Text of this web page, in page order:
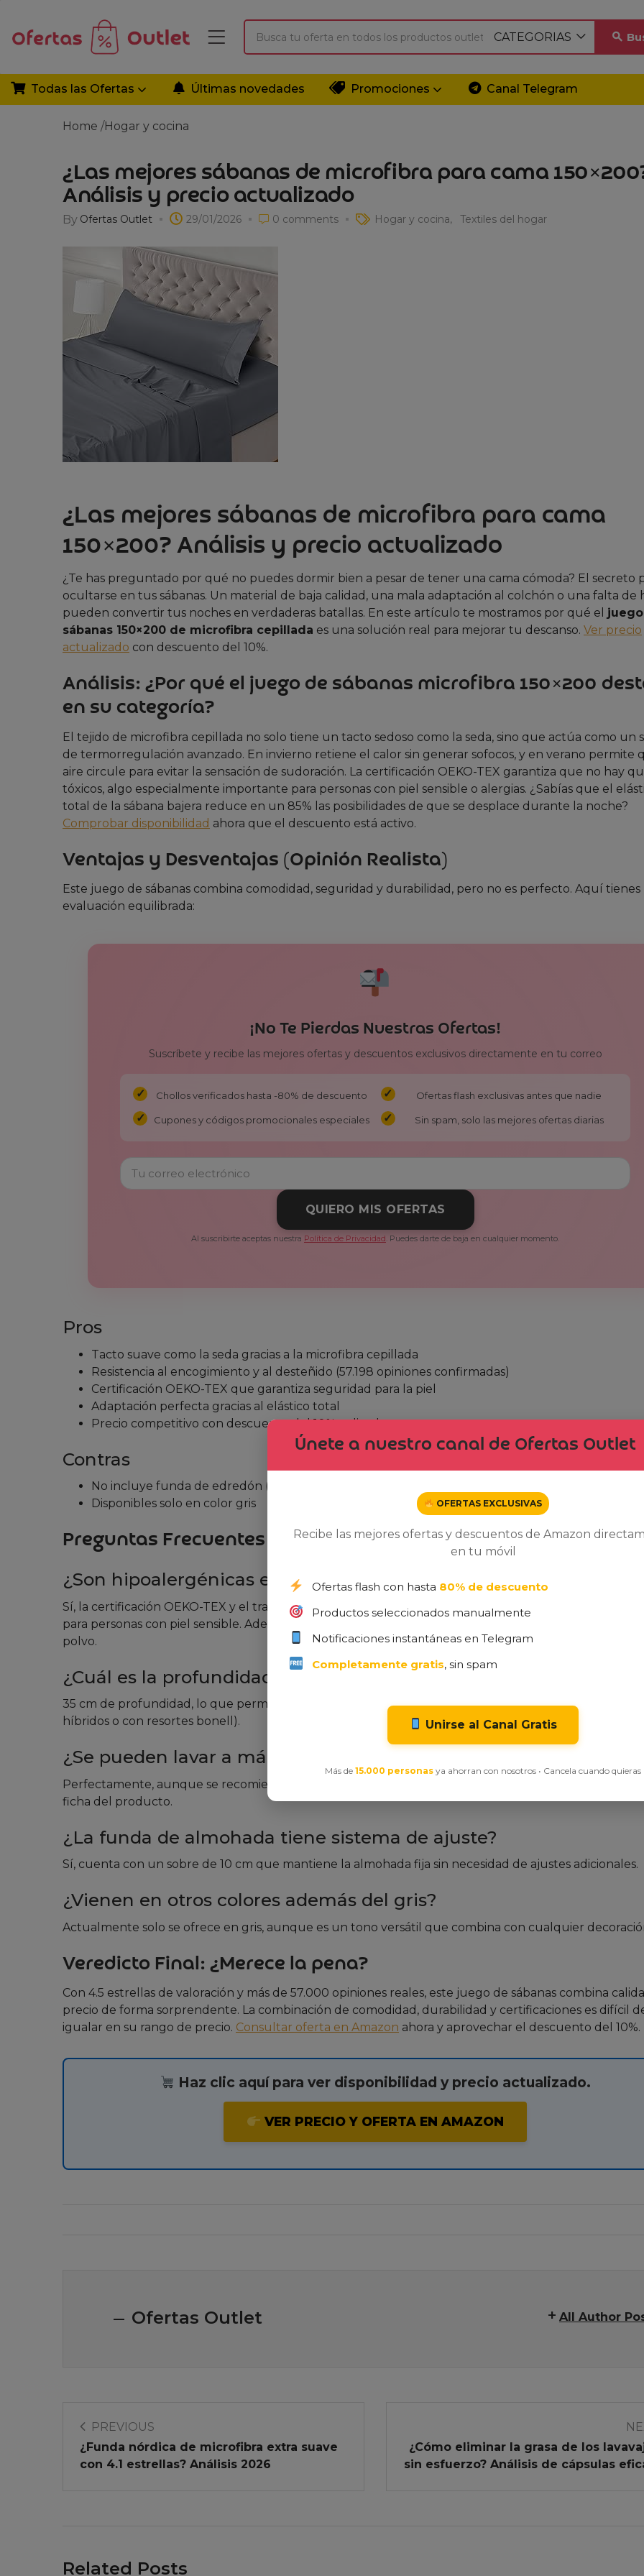
CATEGORIAS
Todas las Ofertas Últimas novedades Promociones Canal Telegram
Home /Hogar y cocina
¿Las mejores sábanas de microfibra para cama
Análisis y precio actualizado
By Ofertas Outlet 29/01/2026 0 comments Hogar y cocina Textiles del hogar
¿Las mejores sábanas de microfibra para cama
150×200? Análisis y precio actualizado
¿Te has preguntado por qué no puedes dormir bien a pesar de tener una cama cómoda? El secreto
ocultarse en tus sábanas. Un material de baja calidad, una mala adaptación al colchón o una falta de
pueden convertir tus noches en verdaderas batallas. En este artículo te mostramos por qué el
sábanas 150×200 de microfibra cepillada es una solución real para mejorar tu descanso. Ver precio
actualizado con descuento del 10%.
Análisis: ¿Por qué el juego de sábanas microfibra 150×200
en su categoría?
El tejido de microfibra cepillada no solo tiene un tacto sedoso como la seda, sino que actúa como un
de termorregulación avanzado. En invierno retiene el calor sin generar sofocos, y en verano permite
aire circule para evitar la sensación de sudoración. La certificación OEKO-TEX garantiza que no hay
tóxicos, algo especialmente importante para personas con piel sensible o alergias. ¿Sabías que el
total de la sábana bajera reduce en un 85% las posibilidades de que se desplace durante la noche?
Comprobar disponibilidad ahora que el descuento está activo.
Ventajas y Desventajas (Opinión Realista)
Este juego de sábanas combina comodidad, seguridad y durabilidad, pero no es perfecto. Aquí tienes
evaluación equilibrada:
¡No Te Pierdas Nuestras Ofertas!
Suscríbete y recibe las mejores ofertas y descuentos exclusivos directamente en tu correo
Chollos verificados hasta -80% de descuento Ofertas flash exclusivas antes que nadie
Cupones y códigos promocionales especiales Sin spam, solo las mejores ofertas diarias
QUIERO MIS OFERTAS
Al suscribirte aceptas nuestra Política de Privacidad. Puedes darte de baja en cualquier momento.
Pros
Tacto suave como la seda gracias a la microfibra cepillada
Resistencia al encogimiento y al desteñido (57.198 opiniones confirmadas)
Certificación OEKO-TEX que garantiza seguridad para la piel
Adaptación perfecta gracias al elástico total
Precio competitivo con descuento del 10% aplicado
Contras
No incluye funda de edredón (opción adicional extra)
Disponibles solo en color gris
Preguntas Frecuentes
¿Son hipoalergénicas estas sábanas?
Sí, la certificación OEKO-TEX y el tratamiento antimicrobiano del tejido las convierten en una opción
para personas con piel sensible. Además, el bajo contenido de humedad reduce la proliferación de
polvo.
¿Cuál es la profundidad del bolsillo de la sábana bajera?
35 cm de profundidad, lo que permite adaptarse a colchones de hasta 30 cm de grosor (ideal para
híbridos o con resortes bonell).
¿Se pueden lavar a máquina sin perder calidad?
Perfectamente, aunque se recomienda ciclo delicado y temperatura fría.
ficha del producto.
¿La funda de almohada tiene sistema de ajuste?
Sí, cuenta con un sobre de 10 cm que mantiene la almohada fija sin necesidad de ajustes adicionales.
¿Vienen en otros colores además del gris?
Actualmente solo se ofrece en gris, aunque es un tono versátil que combina con cualquier
Veredicto Final: ¿Merece la pena?
Con 4.5 estrellas de valoración y más de 57.000 opiniones reales, este juego de sábanas combina
precio de forma sorprendente. La combinación de comodidad, durabilidad y certificaciones es difícil
igualar en su rango de precio. Consultar oferta en Amazon ahora y aprovechar el descuento del 10%.
Haz clic aquí para ver disponibilidad y precio actualizado.
VER PRECIO Y OFERTA EN AMAZON
Ofertas Outlet All Author
PREVIOUS
¿Funda nórdica de microfibra extra suave
con 4.1 estrellas? Análisis 2026
¿Cómo eliminar la grasa de los
sin esfuerzo? Análisis de cápsulas
Related Posts
Únete a nuestro canal de Ofertas Outlet
OFERTAS EXCLUSIVAS
Recibe las mejores ofertas y descuentos de Amazon
en tu móvil
Ofertas flash con hasta 80% de descuento
Productos seleccionados manualmente
Notificaciones instantáneas en Telegram
Completamente gratis, sin spam
Unirse al Canal Gratis
Más de 15.000 personas ya ahorran con nosotros • Cancela cuando quieras